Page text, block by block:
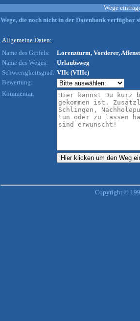
Wege
Wege, die noch nicht in der Datenbank verfügbar
Allgemeine Daten:
Name des Gipfels:
Lorenzturm, Vorderer,
Name des Weges:
Urlaubsweg
Schwierigkeitsgrad: VIIc (VIIIc)
Bewertung:
Kommentar:
Copyright ©